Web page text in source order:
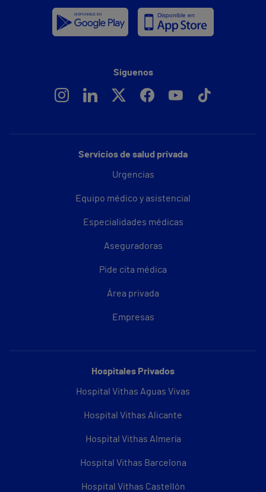
Servicios de salud privada
Urgencias
Equipo médico y asistencial
Especialidades médicas
Aseguradoras
Pide cita médica
Área privada
Empresas
Hospitales Privados
Hospital Vithas Aguas Vivas
Hospital Vithas Alicante
Hospital Vithas Almería
Hospital Vithas Barcelona
Hospital Vithas Castellón
Síguenos